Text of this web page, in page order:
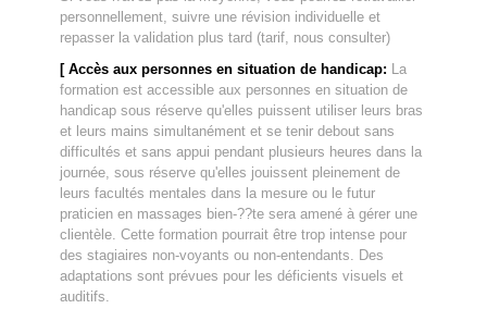
personnellement, suivre une révision individuelle et
repasser la validation plus tard (tarif, nous consulter)
[ Accès aux personnes en situation de handicap: La
formation est accessible aux personnes en situation de
handicap sous réserve qu'elles puissent utiliser leurs bras
et leurs mains simultanément et se tenir debout sans
difficultés et sans appui pendant plusieurs heures dans la
journée, sous réserve qu'elles jouissent pleinement de
leurs facultés mentales dans la mesure ou le futur
praticien en massages bien-??te sera amené à gérer une
clientèle. Cette formation pourrait être trop intense pour
des stagiaires non-voyants ou non-entendants. Des
adaptations sont prévues pour les déficients visuels et
auditifs.